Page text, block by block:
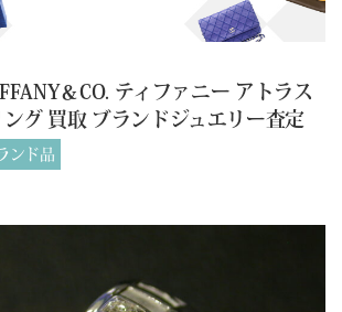
＆CO. ティファニー アトラス
グ 買取 ブランドジュエリー査定
ンド品